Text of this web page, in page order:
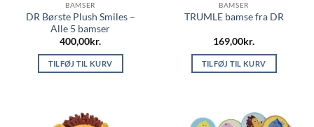
BAMSER
DR Børste Plush Smiles –
Alle 5 bamser
400,00kr.
TILFØJ TIL KURV
BAMSER
TRUMLE bamse fra DR
169,00kr.
TILFØJ TIL KURV